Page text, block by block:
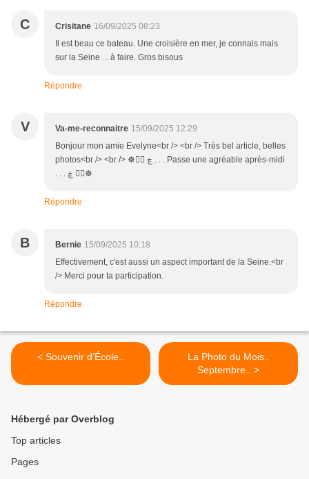
C Crisitane 16/09/2025 08:23
Il est beau ce bateau. Une croisière en mer, je connais mais
sur la Seine ... à faire. Gros bisous
Répondre
V Va-me-reconnaitre 15/09/2025 12:29
Bonjour mon amie Evelyne<br /> <br /> Très bel article, belles
photos<br /> <br /> ☸ڿ ڰۣ . . . Passe une agréable après-midi
. . . ڰۣ ڿ☸
Répondre
B Bernie 15/09/2025 10:18
Effectivement, c'est aussi un aspect important de la Seine.<br
/> Merci pour ta participation.
Répondre
< Souvenir d’École..
La Photo du Mois..
Septembre.. >
Hébergé par Overblog
Top articles
Pages